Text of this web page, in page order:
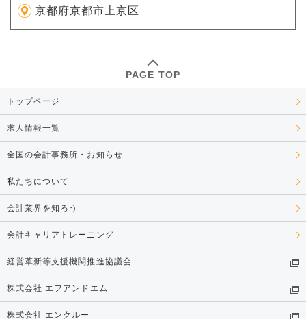
京都府京都市上京区
PAGE TOP
トップページ
求人情報一覧
全国の会計事務所・お知らせ
私たちについて
会計業界を知ろう
会計キャリアトレーニング
経営革新等支援機関推進協議会
株式会社 エフアンドエム
株式会社 エンクルー